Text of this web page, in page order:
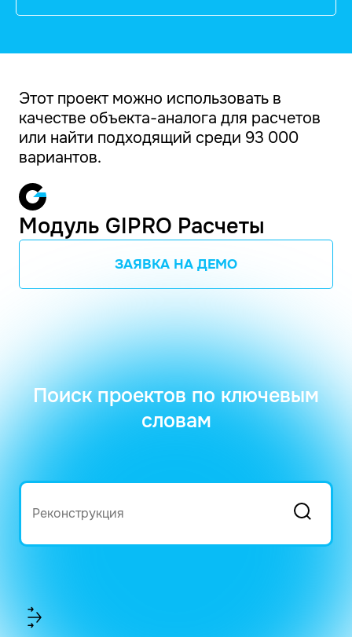
Этот проект можно использовать в
качестве объекта-аналога для расчетов
или найти подходящий среди 93 000
вариантов.
Модуль GIPRO Расчеты
ЗАЯВКА НА ДЕМО
Поиск проектов по ключевым
словам